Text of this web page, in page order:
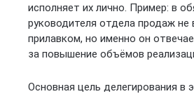
исполняет их лично. Пример: в
руководителя отдела продаж не
прилавком, но именно он
за повышение объёмов
Основная цель делегирования в